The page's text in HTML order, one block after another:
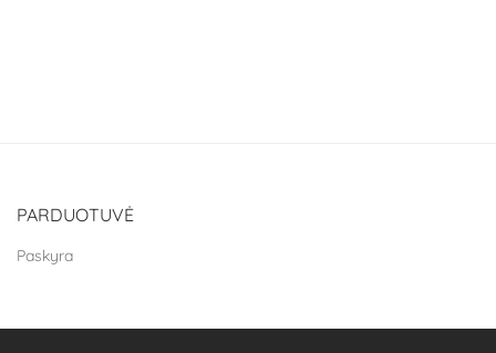
PARDUOTUVĖ
Paskyra